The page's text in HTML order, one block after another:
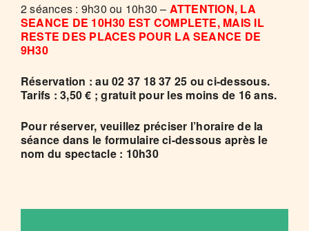
2 séances : 9h30 ou 10h30 – ATTENTION, LA
SEANCE DE 10H30 EST COMPLETE, MAIS IL
RESTE DES PLACES POUR LA SEANCE DE
9H30
Réservation : au 02 37 18 37 25 ou ci-dessous.
Tarifs : 3,50 € ; gratuit pour les moins de 16 ans.
Pour réserver, veuillez préciser l’horaire de la
séance dans le formulaire ci-dessous après le
nom du spectacle : 10h30